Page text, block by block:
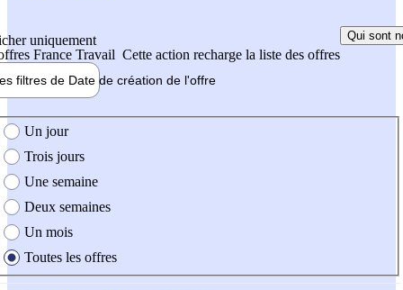
uniquement
France Travail Cette action recharge la liste des offres
Qui sont
filtres de Date de création de l'offre
création de l'offre
Un jour
Trois jours
Une semaine
Deux semaines
Un mois
Toutes les offres